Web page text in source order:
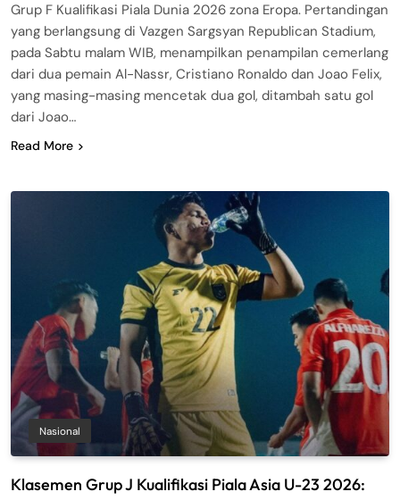
Grup F Kualifikasi Piala Dunia 2026 zona Eropa. Pertandingan
yang berlangsung di Vazgen Sargsyan Republican Stadium,
pada Sabtu malam WIB, menampilkan penampilan cemerlang
dari dua pemain Al-Nassr, Cristiano Ronaldo dan Joao Felix,
yang masing-masing mencetak dua gol, ditambah satu gol
dari Joao…
Read More
Nasional
Klasemen Grup J Kualifikasi Piala Asia U-23 2026: